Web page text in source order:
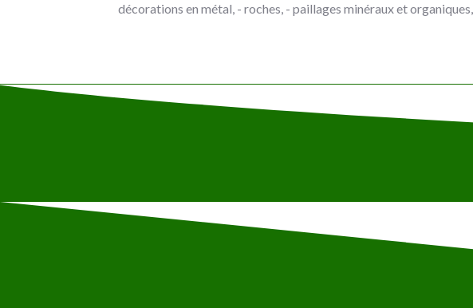
décorations en métal, - roches, - paillages minéraux et